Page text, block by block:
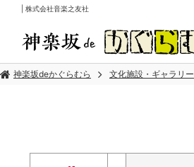
| 株式会社音楽之友社
神楽坂deかぐらむら 文化施設・ギャラリー